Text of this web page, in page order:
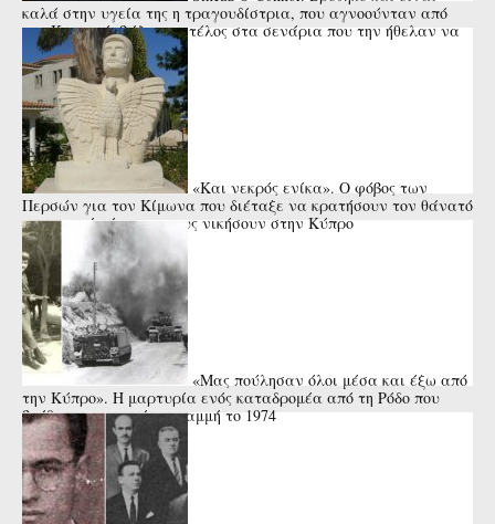
καλά στην υγεία της η τραγουδίστρια, που αγνοούνταν από
την Κυριακή, βάζοντας τέλος στα σενάρια που την ήθελαν να
έχει ...
«Και νεκρός ενίκα». Ο φόβος των
Περσών για τον Κίμωνα που διέταξε να κρατήσουν τον θάνατό
του κρυφό μέχρι να τους νικήσουν στην Κύπρο
«Μας πούλησαν όλοι μέσα και έξω από
την Κύπρο». Η μαρτυρία ενός καταδρομέα από τη Ρόδο που
βρέθηκε στην πρώτη γραμμή το 1974